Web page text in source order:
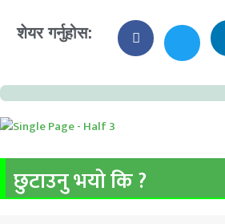
शेयर गर्नुहोस:
छुटाउनु भयो कि ?